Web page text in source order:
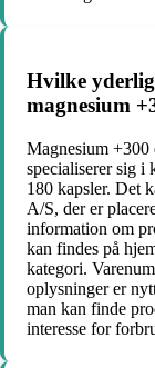
Hvilke
magnesium
Magnesium
specialiserer sig i
180 kapsler. Det
A/S, der er
information om
kan findes på
kategori.
oplysninger er
man kan finde
interesse for